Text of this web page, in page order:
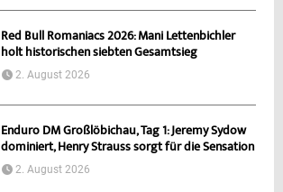
Red Bull Romaniacs 2026: Mani Lettenbichler
holt historischen siebten Gesamtsieg
2. August 2026
Enduro DM Großlöbichau, Tag 1: Jeremy Sydow
dominiert, Henry Strauss sorgt für die Sensation
2. August 2026